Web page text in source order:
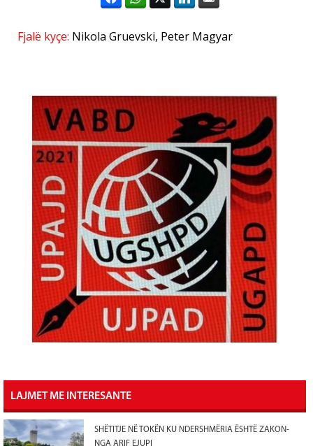
Fjalë kyçe: Nikola Gruevski, Peter Magyar
LAJMET ME INTERESANTE
SHËTITJE NË TOKËN KU NDERSHMËRIA ËSHTË ZAKON-
NGA ARIF EJUPI